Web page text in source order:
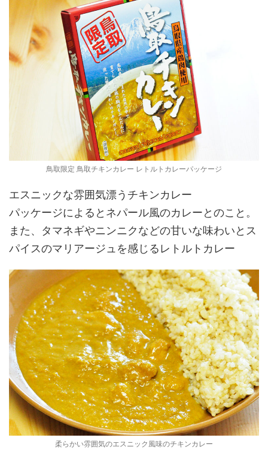
鳥取限定 鳥取チキンカレー レトルトカレーパッケージ
エスニックな雰囲気漂うチキンカレー
パッケージによるとネパール風のカレーとのこと。
また、タマネギやニンニクなどの甘いな味わいとス
パイスのマリアージュを感じるレトルトカレー
柔らかい雰囲気のエスニック風味のチキンカレー